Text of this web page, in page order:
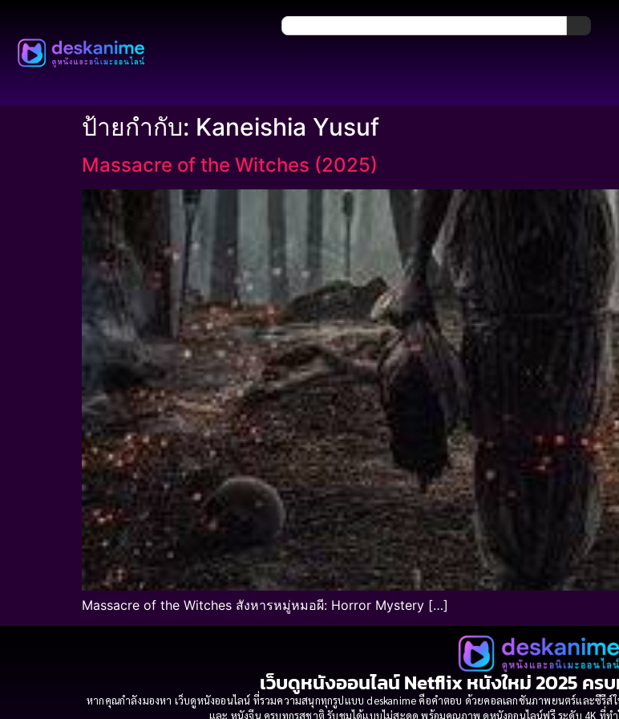
ป้ายกำกับ: Kaneishia Yusuf
Massacre of the Witches (2025)
Massacre of the Witches สังหารหมู่หมอผี: Horror Mystery […]
เว็บดูหนังออนไลน์ Netflix หนังใหม่ 2025 คร
หากคุณกำลังมองหา เว็บดูหนังออนไลน์ ที่รวมความสนุกทุกรูปแบบ deskanime คือคำตอบ ด้วยคอลเลกชันภาพยนตร์และซีรี
และ หนังจีน ครบทุกรสชาติ รับชมได้แบบไม่สะดุด พร้อมคุณภาพ ดูหนังออนไลน์ฟรี ระดับ 4K ที่ท